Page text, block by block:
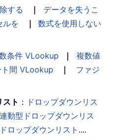
する ｜
データを失うこ
ルを
｜
数式を使用しない
条件 VLookup ｜
複数値
ト間 VLookup ｜
ファジ
ト ： ドロップダウンリス
連動型ドロップダウンリス
ロップダウンリスト ....